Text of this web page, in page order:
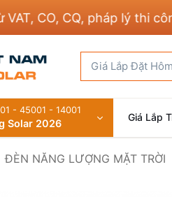
CQ, pháp lý thi công
kiếm:
- 45001 - 14001
Solar 2026 Giá Lắp
ĐÈN NĂNG LƯỢNG MẶT TRỜI